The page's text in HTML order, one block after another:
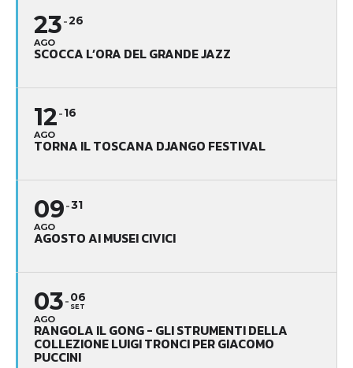
23
AGO
26
SCOCCA L’ORA DEL GRANDE JAZZ
12
AGO
16
TORNA IL TOSCANA DJANGO FESTIVAL
09
AGO
31
AGOSTO AI MUSEI CIVICI
03
AGO
06
SET
RANGOLA IL GONG - GLI STRUMENTI DELLA
COLLEZIONE LUIGI TRONCI PER GIACOMO
PUCCINI